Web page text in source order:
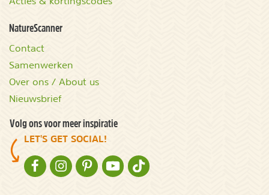
NatureScanner
Contact
Samenwerken
Over ons / About us
Nieuwsbrief
Volg ons voor meer inspiratie
LET'S GET SOCIAL!
NATURESCANNER OP FACEBOOK
NATURESCANNER OP INSTAGRAM
NATURESCANNER OP PINTEREST
NATURESCANNER OP YOUTUBE
NATURESCANNER OP TIKTOK